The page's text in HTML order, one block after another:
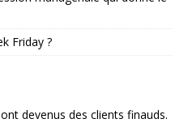
Friday ?
devenus des clients finauds.